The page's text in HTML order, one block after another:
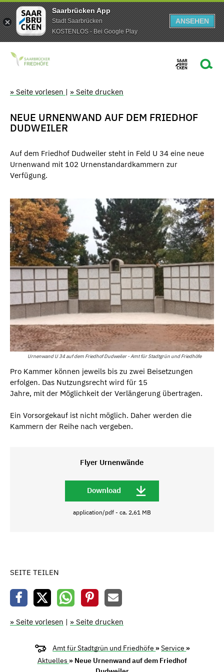
Saarbrücken App
Stadt Saarbrücken
KOSTENLOS - Bei Google Play
ANSEHEN
» Seite vorlesen | » Seite drucken
NEUE URNENWAND AUF DEM FRIEDHOF
DUDWEILER
Auf dem Friedhof Dudweiler steht in Feld U 34 eine neue
Urnenwand mit 102 Urnenstandardkammern zur
Verfügung.
Urnenwand U 34 auf dem Friedhof Dudweiler - Amt für Stadtgrün und Friedhöfe
Pro Kammer können jeweils bis zu zwei Beisetzungen
erfolgen. Das Nutzungsrecht wird für 15
Jahre, mit der Möglichkeit der Verlängerung übertragen.
Ein Vorsorgekauf ist nicht möglich. Daher werden die
Kammern der Reihe nach vergeben.
Flyer Urnenwände
Download
application/pdf - ca. 2,61 MB
SEITE TEILEN
» Seite vorlesen | » Seite drucken
Amt für Stadtgrün und Friedhöfe »Service »
Aktuelles » Neue Urnenwand auf dem Friedhof